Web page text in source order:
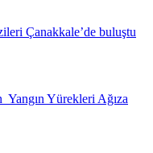
Çanakkale’de buluştu
Yangın Yürekleri Ağıza